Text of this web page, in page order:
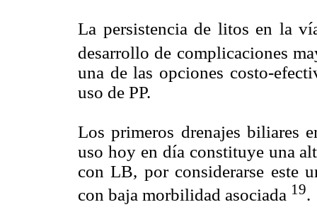
La persistencia de litos en la
desarrollo de complicaciones
una de las opciones costo-
uso de PP.
Los primeros drenajes biliares
uso hoy en día constituye una
con LB, por considerarse este
con baja morbilidad asociada 19.